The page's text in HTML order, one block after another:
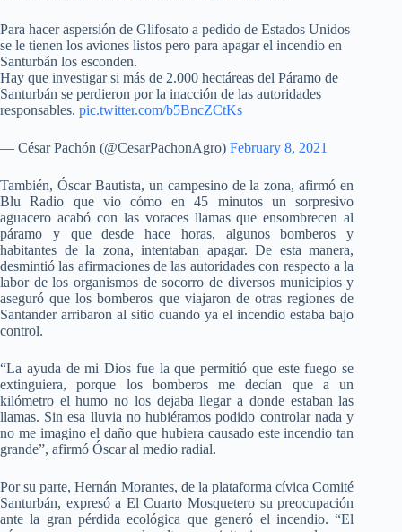
Para hacer aspersión de Glifosato a pedido de Estados Unidos
se le tienen los aviones listos pero para apagar el incendio en
Santurbán los esconden.
Hay que investigar si más de 2.000 hectáreas del Páramo de
Santurbán se perdieron por la inacción de las autoridades
responsables. pic.twitter.com/b5BncZCtKs
— César Pachón (@CesarPachonAgro) February 8, 2021
También, Óscar Bautista, un campesino de la zona, afirmó en
Blu Radio que vio cómo en 45 minutos un sorpresivo
aguacero acabó con las voraces llamas que ensombrecen al
páramo y que desde hace horas, algunos bomberos y
habitantes de la zona, intentaban apagar. De esta manera,
desmintió las afirmaciones de las autoridades con respecto a la
labor de los organismos de socorro de diversos municipios y
aseguró que los bomberos que viajaron de otras regiones de
Santander arribaron al sitio cuando ya el incendio estaba bajo
control.
“La ayuda de mi Dios fue la que permitió que este fuego se
extinguiera, porque los bomberos me decían que a un
kilómetro el humo no los dejaba llegar a donde estaban las
llamas. Sin esa lluvia no hubiéramos podido controlar nada y
no me imagino el daño que hubiera causado este incendio tan
grande”, afirmó Óscar al medio radial.
Por su parte, Hernán Morantes, de la plataforma cívica Comité
Santurbán, expresó a El Cuarto Mosquetero su preocupación
ante la gran pérdida ecológica que generó el incendio. “El